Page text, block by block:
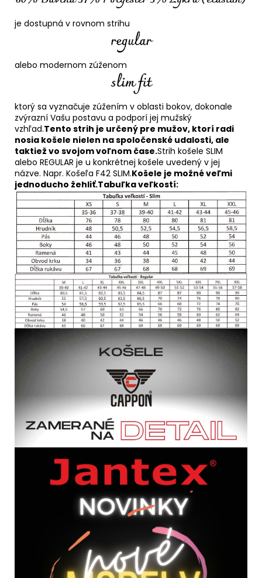
je dostupná v rovnom strihu
alebo modernom zúženom
ktorý sa vyznačuje zúžením v oblasti bokov, dokonale
zvýrazní Vašu postavu a podporí jej mužský
vzhľad.Tento strih je určený pre mužov, ktorí radi
nosia košele nielen na spoločenské udalosti, ale
taktiež vo svojom voľnom čase.Strih košele SLIM
alebo REGULAR je u konkrétnej košele uvedený v jej
názve. Napr. Košeľa F42 SLIM.Košele je možné veľmi
jednoducho žehliť.Tabuľka veľkostí: